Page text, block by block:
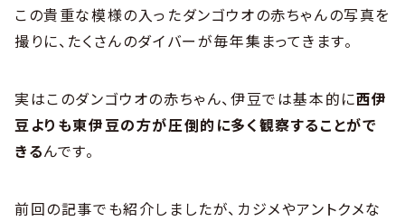
この貴重な模様の入ったダンゴウオの赤ちゃんの写真を
撮りに、たくさんのダイバーが毎年集まってきます。
実はこのダンゴウオの赤ちゃん、伊豆では基本的に西伊
豆よりも東伊豆の方が圧倒的に多く観察することがで
きるんです。
前回の記事でも紹介しましたが、カジメやアントクメな